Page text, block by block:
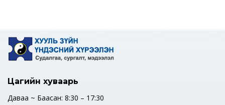
Цагийн хуваарь
Даваа ~ Баасан: 8:30 – 17:30